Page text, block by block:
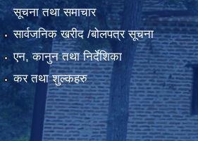
सूचना तथा समाचार
सार्वजनिक खरीद /बोलपत्र सूचना
एन, कानुन तथा निर्देशिका
कर तथा शुल्कहरु